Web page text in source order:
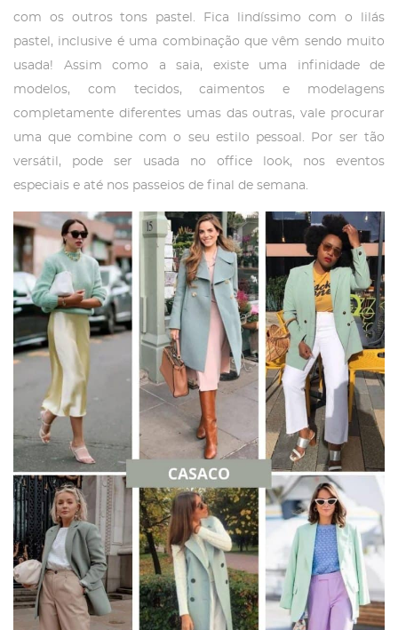
com os outros tons pastel. Fica lindíssimo com o lilás
pastel, inclusive é uma combinação que vêm sendo muito
usada! Assim como a saia, existe uma infinidade de
modelos, com tecidos, caimentos e modelagens
completamente diferentes umas das outras, vale procurar
uma que combine com o seu estilo pessoal. Por ser tão
versátil, pode ser usada no office look, nos eventos
especiais e até nos passeios de final de semana.